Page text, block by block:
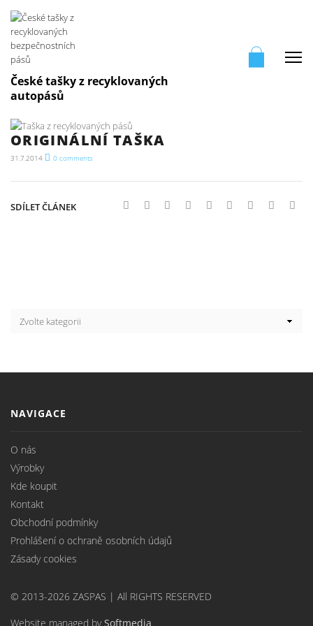
České tašky z recyklovaných
autopásů
ORIGINÁLNÍ TAŠKA
31.7.2014 0 comments
SDÍLET ČLÁNEK
NAVIGACE
O nás
Výrobky
Kde koupit
Kontakt
Obchodní podmínky
Prohlášení o ochraně osobních údajů
Zásady cookies
© 2013-2026 ZASPAS | All RIGHTS RESERVED
Website managed bySoftmedia